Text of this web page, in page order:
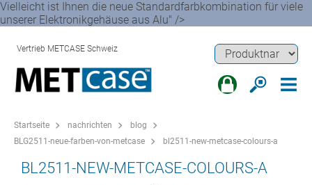
Vielleicht ist Ihnen die neue Standardfarbkombination für viele
unserer Elektronikgehäuse aus Alu" />
Vertrieb METCASE Schweiz
Startseite nachrichten
blog
BLG2511-neue-farben-von-metcase
bl2511-new-metcase-colours-a
BL2511-NEW-METCASE-COLOURS-A